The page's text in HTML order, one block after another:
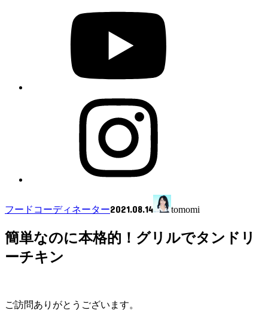
フードコーディネーター2021.08.14 tomomi
簡単なのに本格的！グリルでタンドリ
ーチキン
ご訪問ありがとうございます。